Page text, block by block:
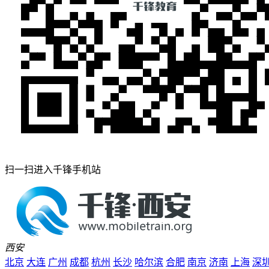
扫一扫进入千锋手机站
西安
北京 大连 广州 成都 杭州 长沙 哈尔滨 合肥 南京 济南 上海 深